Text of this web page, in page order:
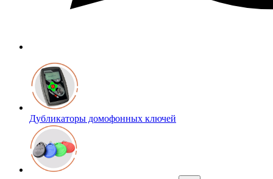
Дубликаторы домофонных ключей